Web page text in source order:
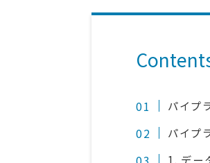
パイプ
パイプ
1. デー